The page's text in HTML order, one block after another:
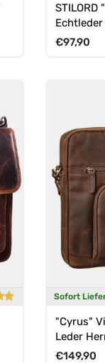
Normaler
€97,90
Sofort
"Cyrus"
Leder
Normaler
€149,90